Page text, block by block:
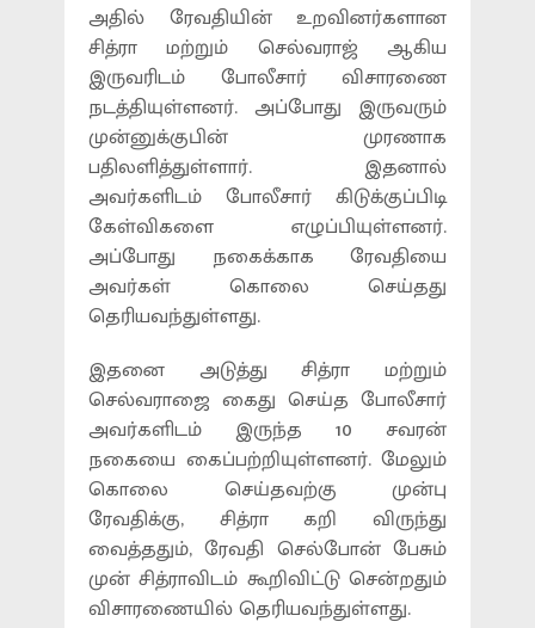
அதில் ரேவதியின் உறவினர்களான
சித்ரா மற்றும் செல்வராஜ் ஆகிய
இருவரிடம் போலீசார் விசாரணை
நடத்தியுள்ளனர். அப்போது இருவரும்
முன்னுக்குபின் முரணாக
பதிலளித்துள்ளார். இதனால்
அவர்களிடம் போலீசார் கிடுக்குப்பிடி
கேள்விகளை எழுப்பியுள்ளனர்.
அப்போது நகைக்காக ரேவதியை
அவர்கள் கொலை செய்தது
தெரியவந்துள்ளது.
இதனை அடுத்து சித்ரா மற்றும்
செல்வராஜை கைது செய்த போலீசார்
அவர்களிடம் இருந்த 10 சவரன்
நகையை கைப்பற்றியுள்ளனர். மேலும்
கொலை செய்தவற்கு முன்பு
ரேவதிக்கு, சித்ரா கறி விருந்து
வைத்ததும், ரேவதி செல்போன் பேசும்
முன் சித்ராவிடம் கூறிவிட்டு சென்றதும்
விசாரணையில் தெரியவந்துள்ளது.